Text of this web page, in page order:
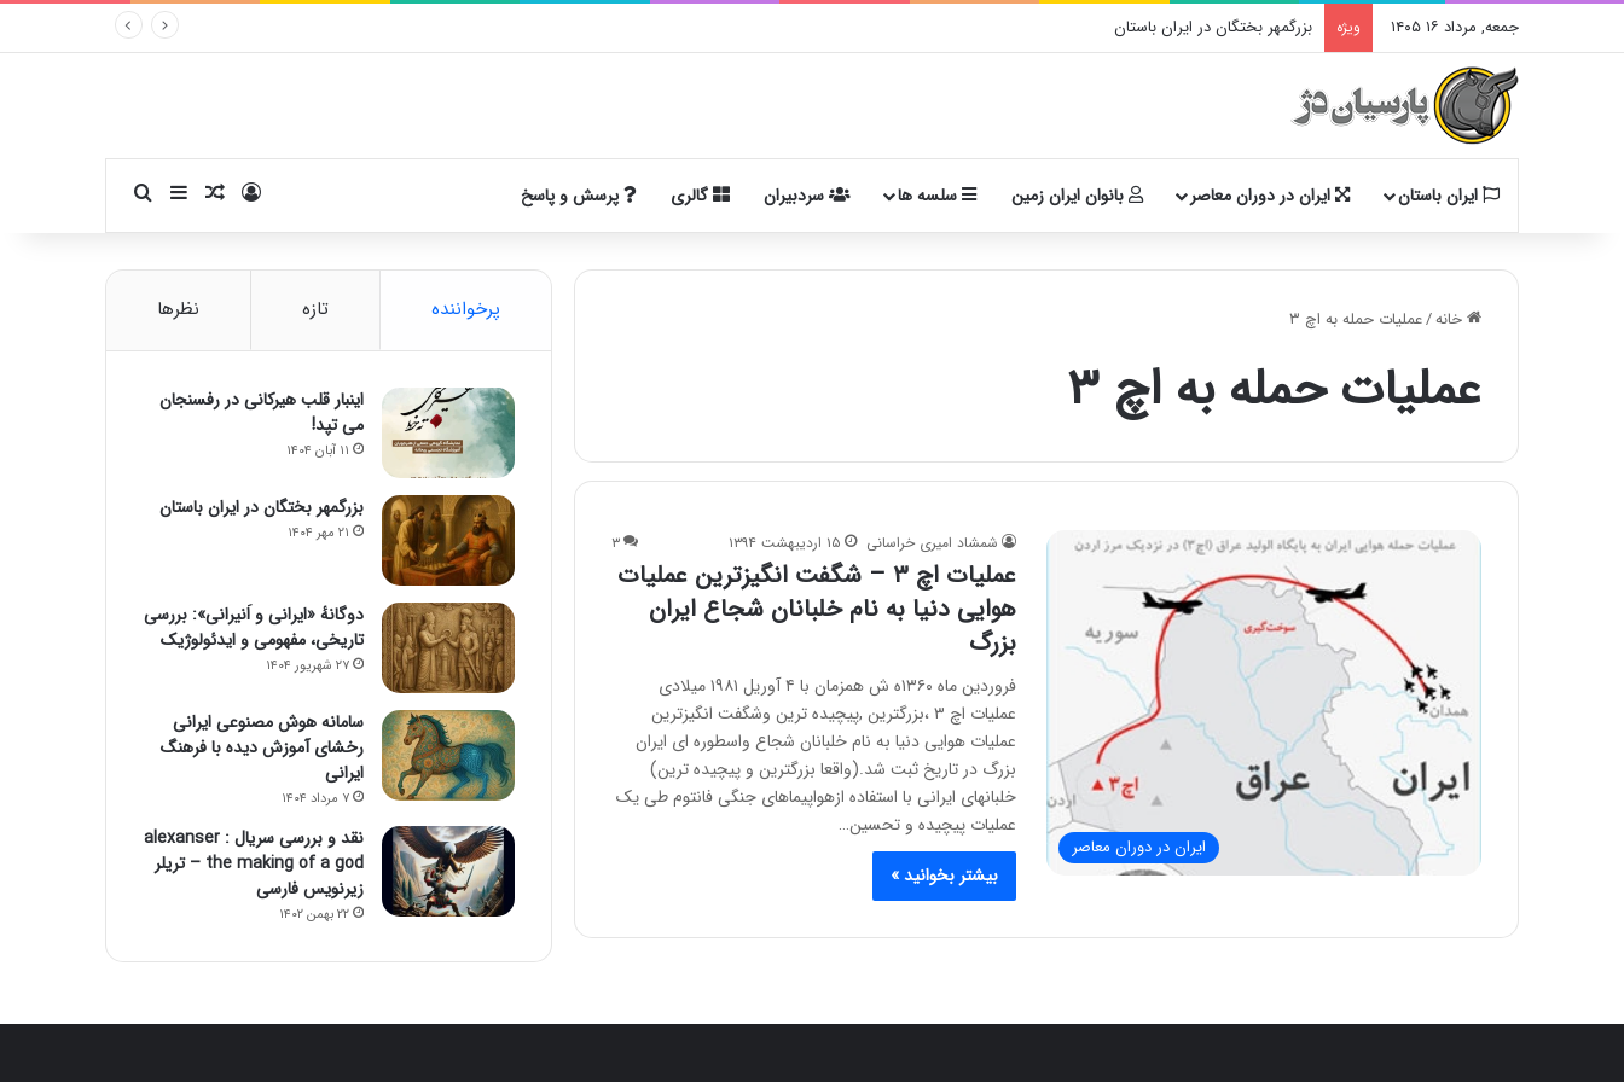
جمعه, مرداد ۱۶ ۱۴۰۵ ویژه بزرگمهر بختگان در ایران باستان
ایران باستان ایران در دوران معاصر بانوان ایران زمین سلسه ها سردبیران گالری پرسش و پاسخ ورودنوشته تصادفی
سایدبارجستجو برای
خانه/عملیات حمله به اچ ۳
عملیات حمله به اچ ۳
ایران در دوران معاصر
شمشاد امیری خراسانی ۱۵ اردیبهشت ۱۳۹۴ ۳
عملیات اچ ۳ – شگفت انگیزترین عملیات
هوایی دنیا به نام خلبانان شجاع ایران
بزرگ
فروردین ماه ۱۳۶۰ه ش همزمان با ۴ آوریل ۱۹۸۱ میلادی
عملیات اچ ۳ ،بزرگترین ,پیچیده ترین وشگفت انگیزترین
عملیات هوایی دنیا به نام خلبانان شجاع واسطوره ای ایران
بزرگ در تاریخ ثبت شد.(واقعا بزرگترین و پیچیده ترین)
خلبانهای ایرانی با استفاده ازهواپیماهای جنگی فانتوم طی یک
عملیات پیچیده و تحسین…
بیشتر بخوانید »
پرخواننده تازه نظرها
اینبار قلب هیرکانی در رفسنجان
می تپد!
۱۱ آبان ۱۴۰۴
بزرگمهر بختگان در ایران باستان
۲۱ مهر ۱۴۰۴
دوگانهٔ «ایرانی و اَنیرانی»: بررسی
تاریخی، مفهومی و ایدئولوژیک
۲۷ شهریور ۱۴۰۴
سامانه هوش مصنوعی ایرانی
رخشای آموزش دیده با فرهنگ
ایرانی
۷ مرداد ۱۴۰۴
نقد و بررسی سریال alexanser :
the making of a god – تریلر
زیرنویس فارسی
۲۲ بهمن ۱۴۰۲